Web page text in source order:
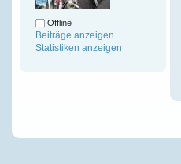
Offline
Beiträge anzeigen
Statistiken anzeigen